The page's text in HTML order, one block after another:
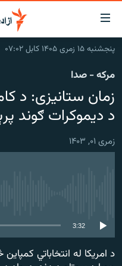
د
لاسرسۍ
وړ
لېنکونه
اصلي
متن
ورتلل
اصلي
مېنو
مراجعه
راپورونه
افغانستان
سیمه
منځنی ختیځ
خبرونه
افغانستان
نړۍ
د خپرونو جدول
مرکې
د کډوالۍ بحران
'کووېډ-۱۹'
پنجشنبه ۱۵ زمری ۱۴۰۵ کابل ۰۷:۰۲
مرکه - صدا
زمان ستانیزی: د
د دیموکرات ګوند
زمری ۰۱, ۱۴۰۳
3:32
د امریکا له انتخاباتي